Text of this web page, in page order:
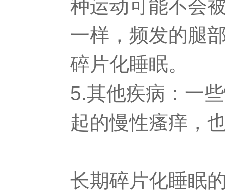
种运动可能不会
一样，频发的腿
碎片化睡眠。
5.其他疾病：一
起的慢性瘙痒，
长期碎片化睡眠